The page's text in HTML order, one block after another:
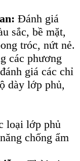
Đánh giá
sắc, bề mặt,
tróc, nứt nẻ.
các phương
giá các chỉ
dày lớp phủ,
loại lớp phủ
chống ẩm